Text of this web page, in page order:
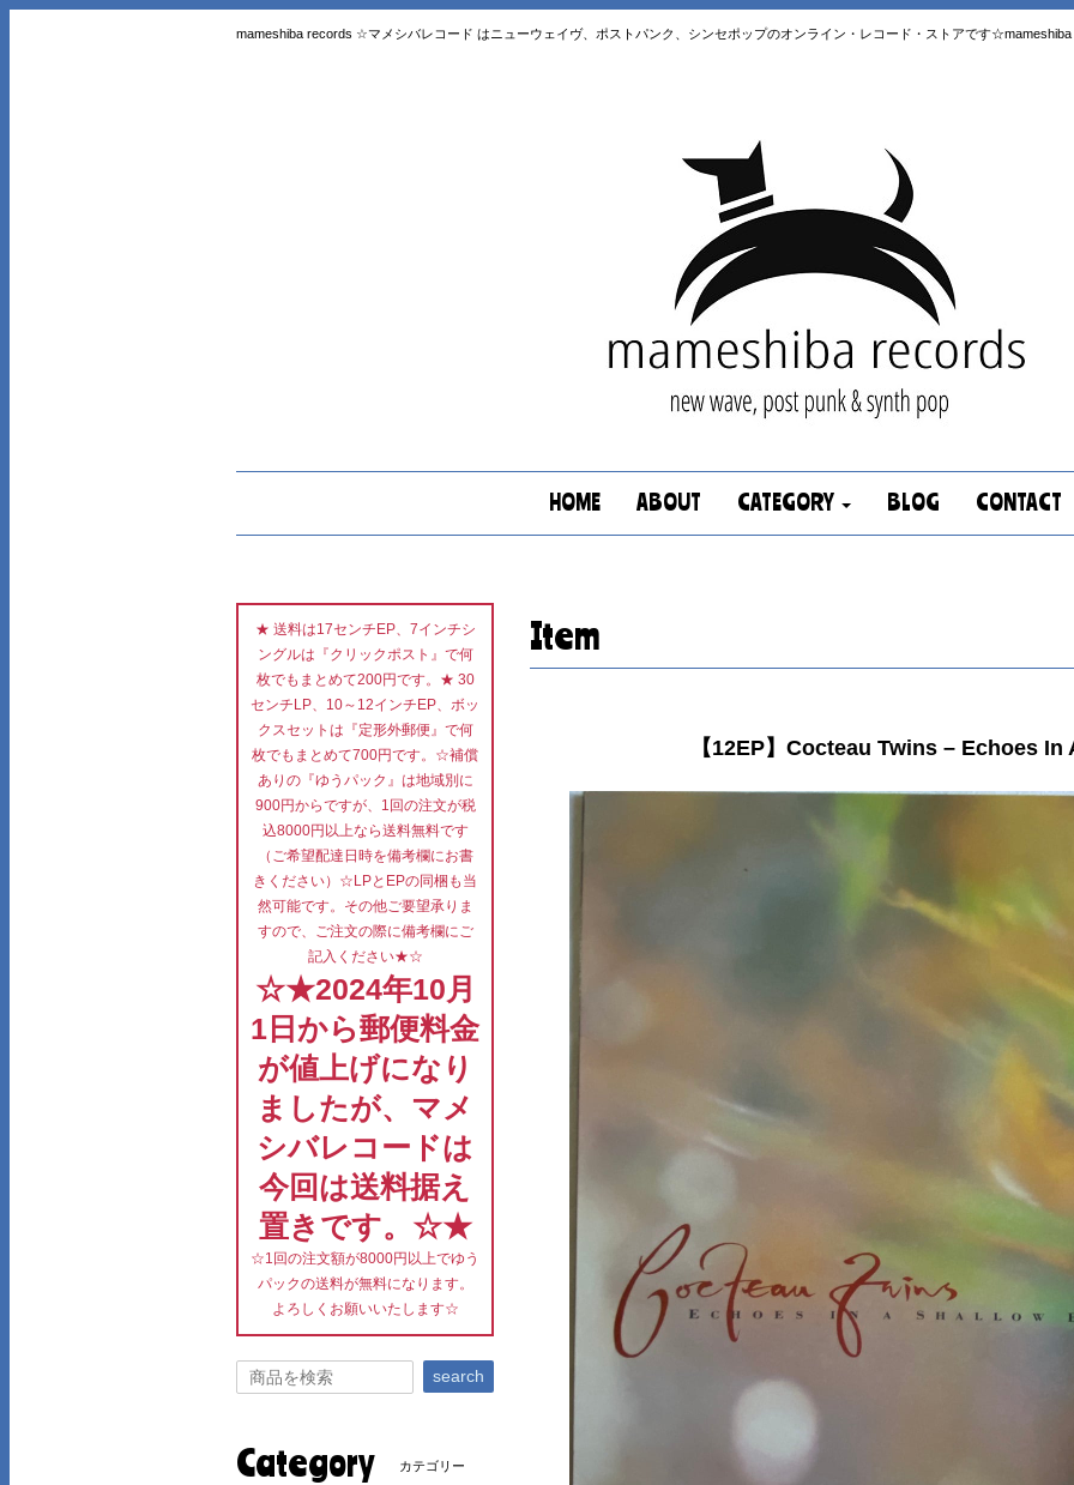
mameshiba records ☆マメシバレコード はニューウェイヴ、ポストパンク、シンセポップのオンライン・レコード・ストアです
HOME ABOUT CATEGORY BLOG CONTACT
Item
【12EP】Cocteau Twins – Echoes
★ 送料は17センチEP、7インチシ
ングルは『クリックポスト』で何
枚でもまとめて200円です。★ 30
センチLP、10～12インチEP、ボッ
クスセットは『定形外郵便』で何
枚でもまとめて700円です。☆補償
ありの『ゆうパック』は地域別に
900円からですが、1回の注文が税
込8000円以上なら送料無料です
（ご希望配達日時を備考欄にお書
きください）☆LPとEPの同梱も当
然可能です。その他ご要望承りま
すので、ご注文の際に備考欄にご
記入ください★☆
☆★2024年10月
1日から郵便料金
が値上げになり
ましたが、マメ
シバレコードは
今回は送料据え
置きです。☆★
☆1回の注文額が8000円以上でゆう
パックの送料が無料になります。
よろしくお願いいたします☆
search
Category カテゴリー